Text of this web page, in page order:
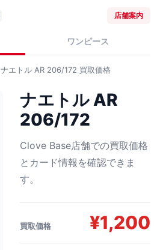
店舗案内
ワンピース
ナエトル AR 206/172 買取価格
ナエトル AR
206/172
Clove Base店舗での買取価格
とカード情報を確認できま
す。
買取価格 ¥1,200